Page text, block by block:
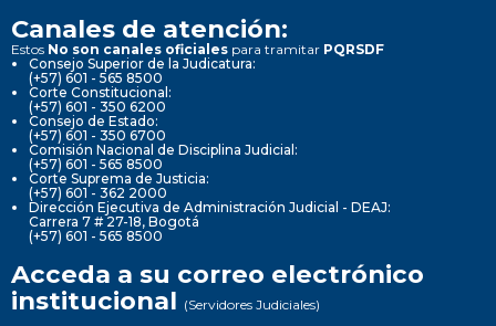
Canales de atención:
Estos No son canales oficiales para tramitar PQRSDF
Consejo Superior de la Judicatura:
(+57) 601 - 565 8500
Corte Constitucional:
(+57) 601 - 350 6200
Consejo de Estado:
(+57) 601 - 350 6700
Comisión Nacional de Disciplina Judicial:
(+57) 601 - 565 8500
Corte Suprema de Justicia:
(+57) 601 - 362 2000
Dirección Ejecutiva de Administración Judicial - DEAJ:
Carrera 7 # 27-18, Bogotá
(+57) 601 - 565 8500
Acceda a su correo electrónico
institucional (Servidores Judiciales)